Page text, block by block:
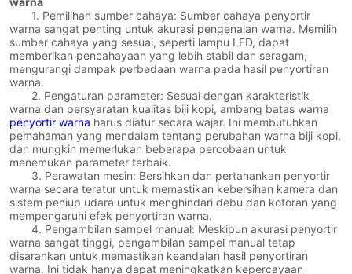
1. Pemilihan sumber cahaya: Sumber cahaya penyortir
warna sangat penting untuk akurasi pengenalan warna. Memilih
sumber cahaya yang sesuai, seperti lampu LED, dapat
memberikan pencahayaan yang lebih stabil dan seragam,
mengurangi dampak perbedaan warna pada hasil penyortiran
warna.
2. Pengaturan parameter: Sesuai dengan karakteristik
warna dan persyaratan kualitas biji kopi, ambang batas warna
penyortir warna harus diatur secara wajar. Ini membutuhkan
pemahaman yang mendalam tentang perubahan warna biji kopi,
dan mungkin memerlukan beberapa percobaan untuk
menemukan parameter terbaik.
3. Perawatan mesin: Bersihkan dan pertahankan penyortir
warna secara teratur untuk memastikan kebersihan kamera dan
sistem peniup udara untuk menghindari debu dan kotoran yang
mempengaruhi efek penyortiran warna.
4. Pengambilan sampel manual: Meskipun akurasi penyortir
warna sangat tinggi, pengambilan sampel manual tetap
disarankan untuk memastikan keandalan hasil penyortiran
warna. Ini tidak hanya dapat meningkatkan kepercayaan